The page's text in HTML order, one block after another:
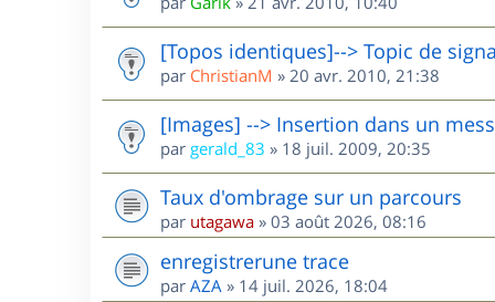
[Topos identiques]--> Topic de
par ChristianM » 20 avr. 2010, 21:38
[Images] --> Insertion dans un
par gerald_83 » 18 juil. 2009, 20:35
Taux d'ombrage sur un parcours
par utagawa » 03 août 2026, 08:16
enregistrerune trace
par AZA » 14 juil. 2026, 18:04